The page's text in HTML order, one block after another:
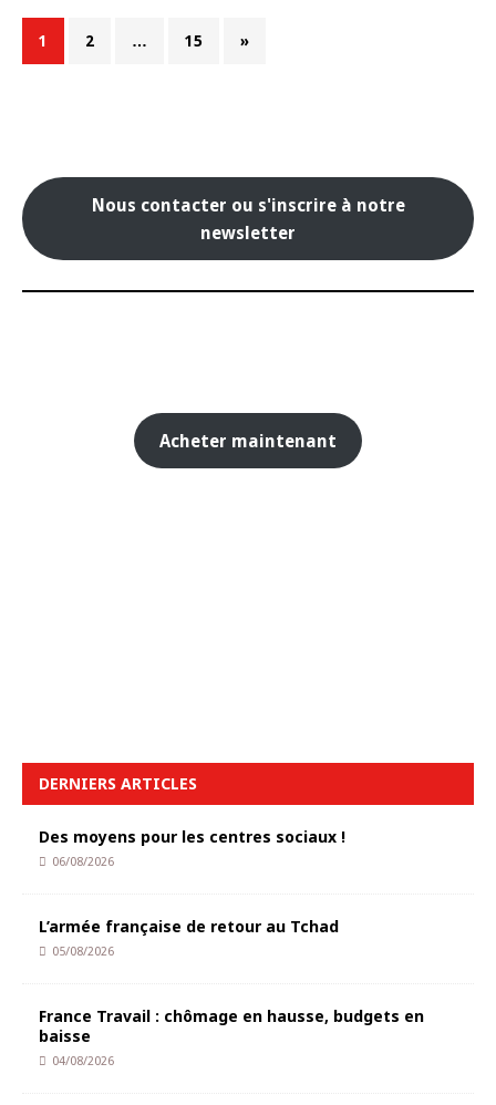
1 2 … 15 »
Nous contacter ou s'inscrire à notre
newsletter
Acheter maintenant
DERNIERS ARTICLES
Des moyens pour les centres sociaux !
06/08/2026
L’armée française de retour au Tchad
05/08/2026
France Travail : chômage en hausse, budgets en
baisse
04/08/2026